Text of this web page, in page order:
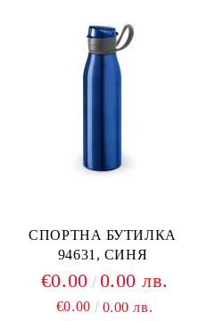
СПОРТНА БУТИЛКА
94631, СИНЯ
€0.00 0.00 лв.
€0.00 0.00 лв.